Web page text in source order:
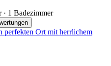
· 1 Badezimmer
perfekten Ort mit herrlichem